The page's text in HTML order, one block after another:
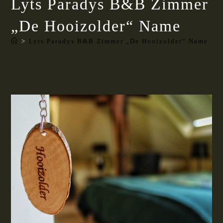
Lyts Paradys B&B Zimmer
„De Hooizolder“ Name
> Lyts Paradys B&B Zimmer „De Hooizolder“ Name